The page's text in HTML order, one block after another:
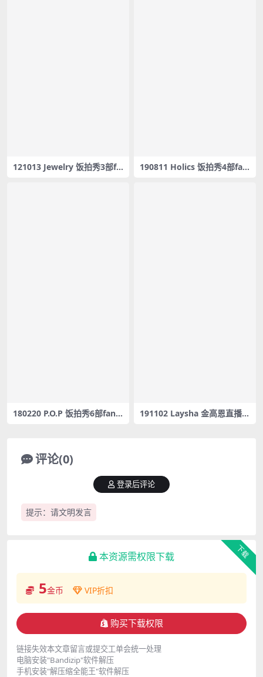
121013 Jewelry 饭拍秀3部fa
190811 Holics 饭拍秀4部fan
180220 P.O.P 饭拍秀6部fanc
191102 Laysha 金高恩直播 [
评论(0)
提示：请文明发言
登录后评论
下载
本资源需权限下载
5金币 VIP折扣
购买下载权限
链接失效本文章留言或提交工单会统一处理
电脑安装"Bandizip"软件解压
手机安装"解压缩全能王"软件解压